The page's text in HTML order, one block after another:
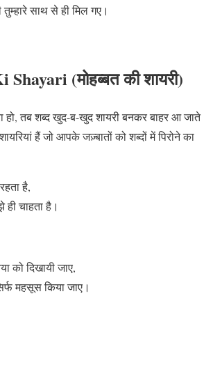
साथ से ही मिल गए।
(मोहब्बत की शायरी)
हो, तब शब्द खुद-ब-खुद शायरी बनकर बाहर आ जाते
हैं जो आपके जज़्बातों को शब्दों में पिरोने का
है,
चाहता है।
को दिखायी जाए,
महसूस किया जाए।